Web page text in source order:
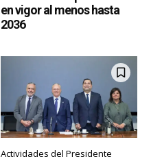
en vigor al menos hasta
2036
Actividades del Presidente